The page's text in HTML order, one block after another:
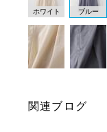
ホワイト ブルー
関連ブログ